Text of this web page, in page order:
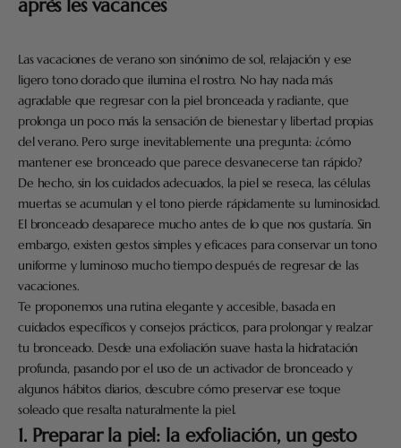
après les vacances
Las vacaciones de verano son sinónimo de sol, relajación y ese
ligero tono dorado que ilumina el rostro. No hay nada más
agradable que regresar con la piel bronceada y radiante, que
prolonga un poco más la sensación de bienestar y libertad propias
del verano. Pero surge inevitablemente una pregunta: ¿cómo
mantener ese bronceado que parece desvanecerse tan rápido?
De hecho, sin los cuidados adecuados, la piel se reseca, las células
muertas se acumulan y el tono pierde rápidamente su luminosidad.
El bronceado desaparece mucho antes de lo que nos gustaría. Sin
embargo, existen gestos simples y eficaces para conservar un tono
uniforme y luminoso mucho tiempo después de regresar de las
vacaciones.
Te proponemos una rutina elegante y accesible, basada en
cuidados específicos y consejos prácticos, para prolongar y realzar
tu bronceado. Desde una exfoliación suave hasta la hidratación
profunda, pasando por el uso de un activador de bronceado y
algunos hábitos diarios, descubre cómo preservar ese toque
soleado que resalta naturalmente la piel.
1. Preparar la piel: la exfoliación, un gesto